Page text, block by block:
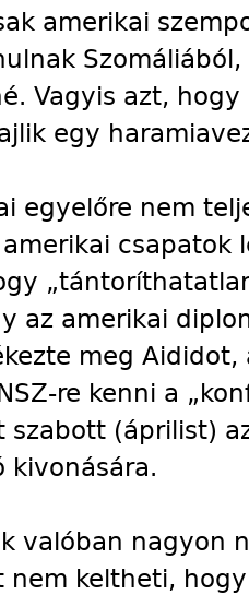
amerikai
Vagyis azt, hogy
egy
egyelőre nem
az amerikai
meg
re kenni a
szabott (áprilist)
kivonására.
valóban nagyon
nem keltheti,